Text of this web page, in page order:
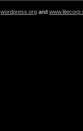
wordpress.org and